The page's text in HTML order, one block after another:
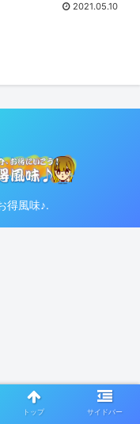
2021.05.10
得風味♪.
トップ サイドバー